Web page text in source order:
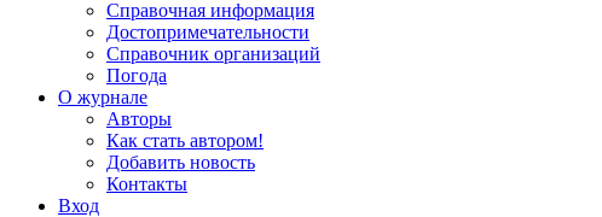
Справочная информация
Достопримечательности
Справочник организаций
Погода
О журнале
Авторы
Как стать автором!
Добавить новость
Контакты
Вход